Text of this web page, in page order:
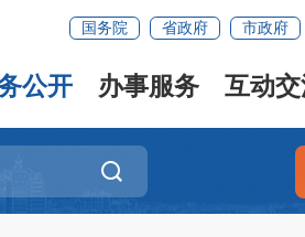
国务院 省政府 市政府
公开 办事服务 互动